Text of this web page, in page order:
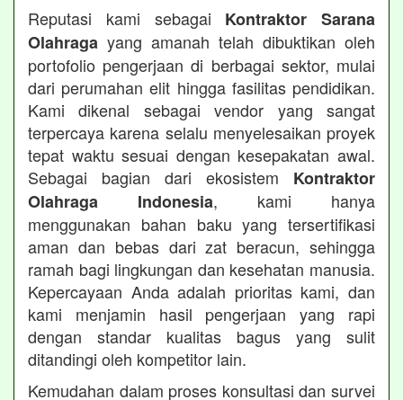
Reputasi kami sebagai Kontraktor Sarana
Olahraga yang amanah telah dibuktikan oleh
portofolio pengerjaan di berbagai sektor, mulai
dari perumahan elit hingga fasilitas pendidikan.
Kami dikenal sebagai vendor yang sangat
terpercaya karena selalu menyelesaikan proyek
tepat waktu sesuai dengan kesepakatan awal.
Sebagai bagian dari ekosistem Kontraktor
Olahraga Indonesia, kami hanya
menggunakan bahan baku yang tersertifikasi
aman dan bebas dari zat beracun, sehingga
ramah bagi lingkungan dan kesehatan manusia.
Kepercayaan Anda adalah prioritas kami, dan
kami menjamin hasil pengerjaan yang rapi
dengan standar kualitas bagus yang sulit
ditandingi oleh kompetitor lain.
Kemudahan dalam proses konsultasi dan survei